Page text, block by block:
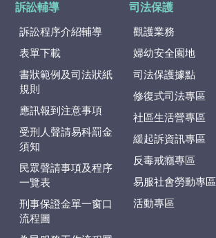
訴訟輔導
訴訟程序介紹輔導
表單下載
書狀範例及司法狀紙
規則
應訊報到注意事項
受刑人聲請易科罰金
須知
民眾聲請事項及程序
一覽表
刑事保證金單一窗口
流程圖
司法保護
觀護業務
婦幼安全園地
司法保護據點
修復式司法專區
社區生活營專區
緩起訴資訊專區
反毒戒癮專區
易服社會勞動專區
活動專區